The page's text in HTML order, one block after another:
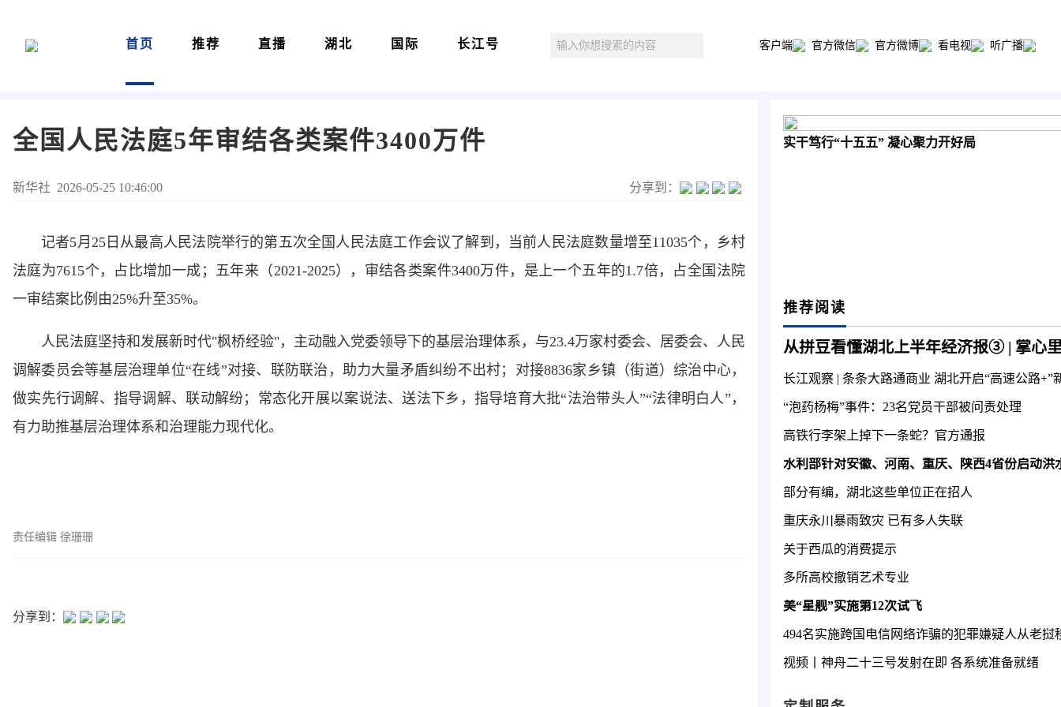
首页 推荐 直播 湖北 国际 长江号 客户端 官方微信 官方微博 看电视 听广播
全国人民法庭5年审结各类案件3400万件
新华社 2026-05-25 10:46:00 分享到：
记者5月25日从最高人民法院举行的第五次全国人民法庭工作会议了解到，当前人民法庭数量增至11035个，乡村
法庭为7615个，占比增加一成；五年来（2021-2025），审结各类案件3400万件，是上一个五年的1.7倍，占全国法院
一审结案比例由25%升至35%。
人民法庭坚持和发展新时代"枫桥经验"，主动融入党委领导下的基层治理体系，与23.4万家村委会、居委会、人民
调解委员会等基层治理单位“在线”对接、联防联治，助力大量矛盾纠纷不出村；对接8836家乡镇（街道）综治中心，
做实先行调解、指导调解、联动解纷；常态化开展以案说法、送法下乡，指导培育大批“法治带头人”“法律明白人”，
有力助推基层治理体系和治理能力现代化。
责任编辑 徐珊珊
分享到：
实干笃行“十五五” 凝心聚力开好局
推荐阅读
长江观察 | 条条大路通商业 湖北开启“高速公路+”
“泡药杨梅”事件：23名党员干部被问责处理
高铁行李架上掉下一条蛇？官方通报
部分有编，湖北这些单位正在招人
重庆永川暴雨致灾 已有多人失联
关于西瓜的消费提示
多所高校撤销艺术专业
美“星舰”实施第12次试飞
视频丨神舟二十三号发射在即 各系统准备就绪